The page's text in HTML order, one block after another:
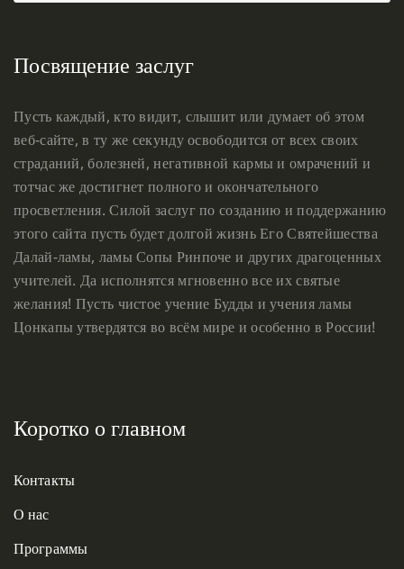
Посвящение заслуг
Пусть каждый, кто видит, слышит или думает об этом
веб-сайте, в ту же секунду освободится от всех своих
страданий, болезней, негативной кармы и омрачений и
тотчас же достигнет полного и окончательного
просветления. Силой заслуг по созданию и поддержанию
этого сайта пусть будет долгой жизнь Его Святейшества
Далай-ламы, ламы Сопы Ринпоче и других драгоценных
учителей. Да исполнятся мгновенно все их святые
желания! Пусть чистое учение Будды и учения ламы
Цонкапы утвердятся во всём мире и особенно в России!
Коротко о главном
Контакты
О нас
Программы